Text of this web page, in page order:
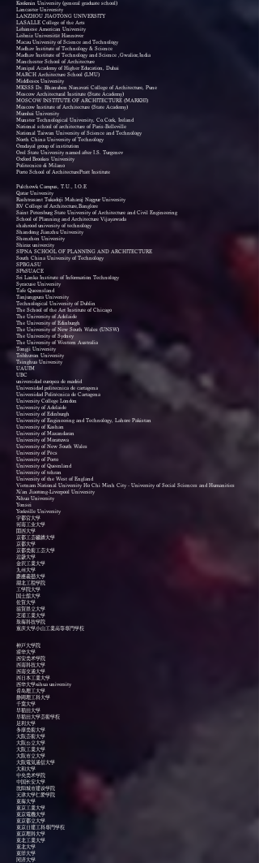
Kookmin University (general graduate school)
Lancaster University
LANZHOU JIAOTONG UNIVERSITY
LASALLE College of the Arts
Lebanese American University
Leibniz Universität Hannover
Macau University of Science and Technology
Madhav Institute of Technology & Science
Madhav Institute of Technology and Science ,Gwalior,India
Manchester School of Architecture
Manipal Academy of Higher Education, Dubai
MARCH Architecture School (LMU)
Middlesex University
MKSSS Dr. Bhanuben Nanavati College of Architecture, Pune
Moscow Architectural Institute (State Academy)
MOSCOW INSTITUTE OF ARCHITECTURE (MARKHI)
Moscow Institute of Architecture (State Academy)
Mumbai University
Munster Technological University, Co.Cork, Ireland
National school of architecture of Paris-Belleville
National Taiwan University of Science and Technology
North China University of Technology
Omdayal group of institution
Orel State University named after I.S. Turgenev
Oxford Brookes University
Politecnico di Milano
Porto School of ArchitecturePratt Institute
Pulchowk Campus, T.U., I.O.E
Qatar University
Rashtrasant Tukadoji Maharaj Nagpur University
RV College of Architecture,Banglore
Saint Petersburg State University of Architecture and Civil Engineering
School of Planning and Architecture Vijayawada
shahrood university of technology
Shandong Jianzhu University
Shenzhen University
Shiraz univercity
SIPNA SCHOOL OF PLANNING AND ARCHITECTURE
South China University of Technology
SPBGASU
SPbSUACE
Sri Lanka Institute of Information Technology
Syracuse University
Tafe Queensland
Tanjungpura University
Technological University of Dublin
The School of the Art Institute of Chicago
The University of Adelaide
The University of Edinburgh
The University of New South Wales (UNSW)
The University of Sydney
The University of Western Australia
Tongji University
Tribhuvan University
Tsinghua University
UAUIM
UBC
universidad europea de madrid
Universidad politecnica de cartagena
Universidad Politécnica de Cartagena
University College London
University of Adelaide
University of Edinburgh
University of Engineering and Technology, Lahore Pakistan
University of Kashan
University of Mazandaran
University of Moratuwa
University of New South Wales
University of Pécs
University of Porto
University of Queenland
University of tehran
University of the West of England
Vietnam National University Ho Chi Minh City - University of Social Sciences and Humanities
Xi'an Jiaotong-Liverpool University
Xihua University
Yonsei
Yorkville University
宇都宮大学
河南工业大学
関西大学
京都工芸繊維大学
京都大学
京都美術工芸大学
近畿大学
金沢工業大学
九州大学
慶應義塾大学
湖北工程学院
工学院大学
国士舘大学
佐賀大学
滋賀県立大学
芝浦工業大学
珠海科技学院
重庆大学小山工業高等専門学校
神戸大学院
清华大学
西安美术学院
西南科技大学
西南交通大学
西日本工業大学
西华大学xihua university
青岛理工大学
静岡理工科大学
千葉大学
早稲田大学
早稲田大学芸術学校
足利大学
多摩美術大学
大阪芸術大学
大阪公立大学
大阪工業大学
大阪市立大学
大阪電気通信大学
大和大学
中央美术学院
中国长安大学
沈阳城市建设学院
天津大学仁爱学院
東海大学
東京工業大学
東京電機大学
東京都立大学
東京日建工科専門学校
東京理科大学
東北工業大学
東北大学
東洋大学
同济大学